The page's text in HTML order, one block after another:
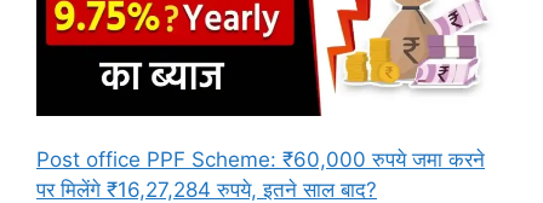
Post office PPF Scheme: ₹60,000 रुपये जमा करने
पर मिलेंगे ₹16,27,284 रुपये, इतने साल बाद?